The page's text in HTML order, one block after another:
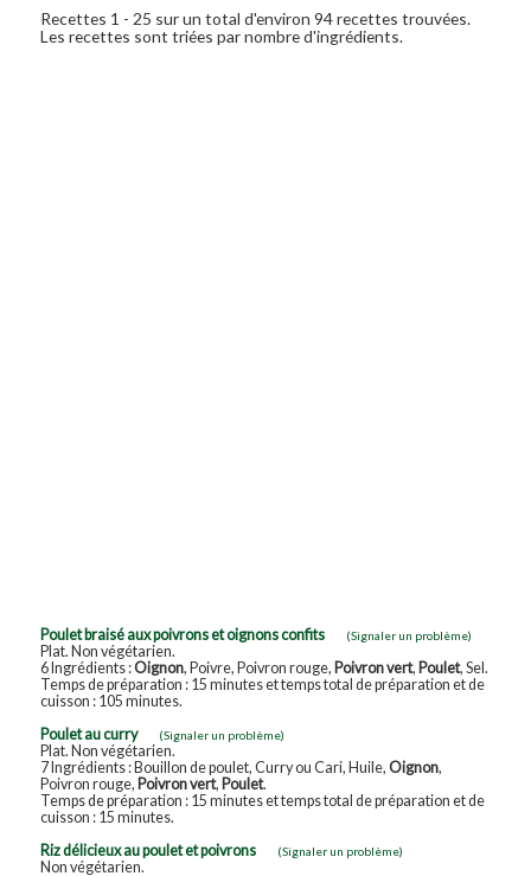
Recettes 1 - 25 sur un total d'environ 94 recettes trouvées.
Les recettes sont triées par nombre d'ingrédients.
Poulet braisé aux poivrons et oignons confits (Signaler un problème)
Plat. Non végétarien.
6 Ingrédients :Oignon, Poivre, Poivron rouge, Poivron vert, Poulet, Sel.
Temps de préparation : 15 minutes et temps total de préparation et de
cuisson : 105 minutes.
Poulet au curry
(Signaler un problème)
Plat. Non végétarien.
7 Ingrédients : Bouillon de poulet, Curry ou Cari, Huile, Oignon,
Poivron rouge, Poivron vert, Poulet.
Temps de préparation : 15 minutes et temps total de préparation et de
cuisson : 15 minutes.
Riz délicieux au poulet et poivrons
(Signaler un problème)
Non végétarien.